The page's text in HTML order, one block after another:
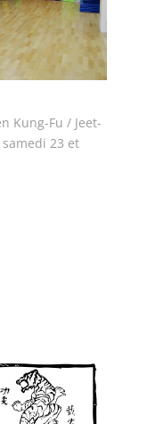
Kung-Fu / Jeet-
23 et